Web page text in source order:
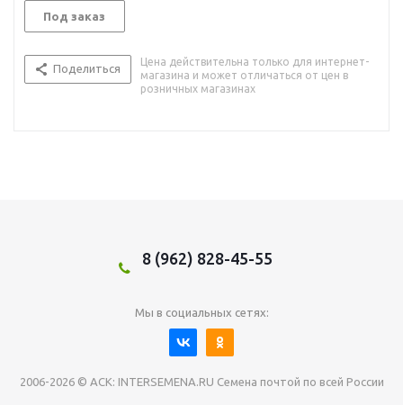
Под заказ
Поделиться
Цена действительна только для интернет-
магазина и может отличаться от цен в
розничных магазинах
8 (962) 828-45-55
Мы в социальных сетях:
2006-2026 © АСК: INTERSEMENA.RU Семена почтой по всей России